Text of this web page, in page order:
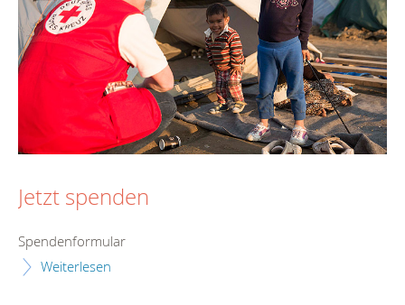
Jetzt spenden
Spendenformular
Weiterlesen